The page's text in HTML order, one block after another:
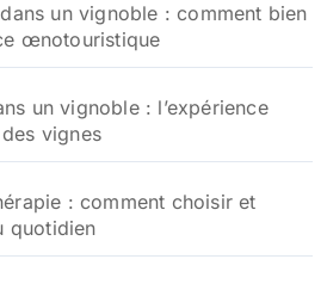
un vignoble : comment bien
œnotouristique
un vignoble : l’expérience
vignes
: comment choisir et
quotidien